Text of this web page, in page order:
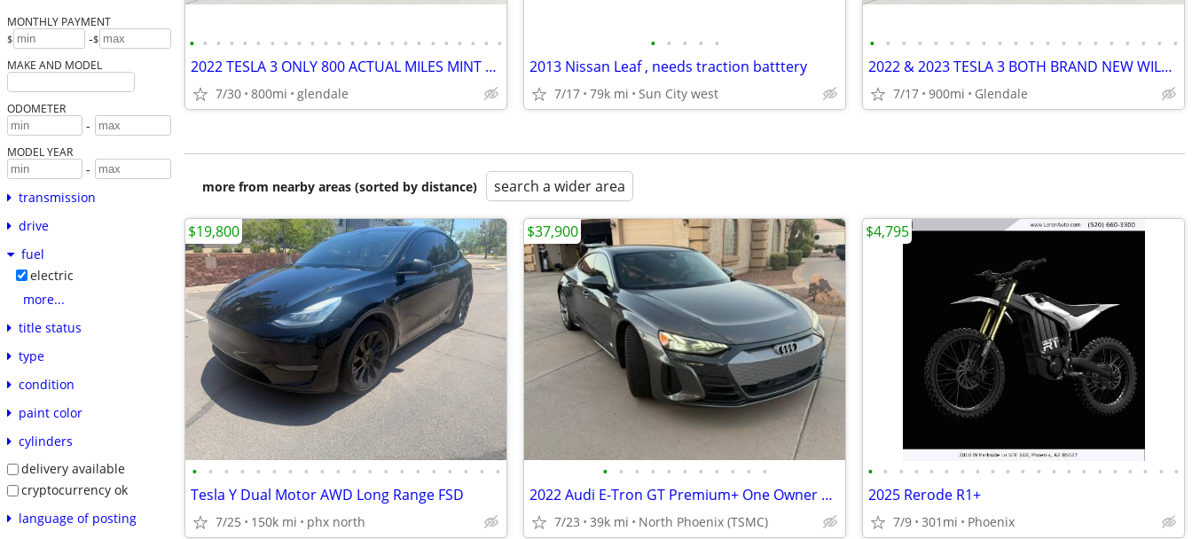
MONTHLY PAYMENT
$ -$
MAKE AND MODEL
ODOMETER
-
MODEL YEAR
-
transmission
drive
fuel
electric
more...
title status
type
condition
paint color
cylinders
delivery available
cryptocurrency ok
language of posting
• • • • • • • • • • • • • • • • • • • • • • • •
2022 TESLA 3 ONLY 800 ACTUAL MILES MINT sell trade
7/30 800mi glendale
• • • • •
2013 Nissan Leaf , needs traction batttery
7/17 79k mi Sun City west
• • • • • • • • • • • • • • • • • • • •
2022 & 2023 TESLA 3 BOTH BRAND NEW WILL TRADE gas prices stupid
7/17 900mi Glendale
more from nearby areas (sorted by distance) search a wider area
• • • • • • • • • • • • • • • • • • • •
Tesla Y Dual Motor AWD Long Range FSD
7/25 150k mi phx north
$19,800
• • • • • • • • • • •
2022 Audi E-Tron GT Premium+ One Owner 38k miles
7/23 39k mi North Phoenix (TSMC)
$37,900
• • • • • • • • • • • • • • • • • • • • •
2025 Rerode R1+
7/9 301mi Phoenix
$4,795